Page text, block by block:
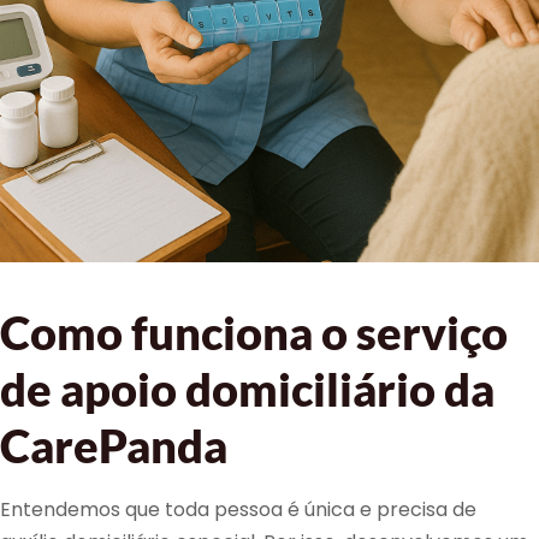
Como funciona o serviço
de apoio domiciliário da
CarePanda
Entendemos que toda pessoa é única e precisa de